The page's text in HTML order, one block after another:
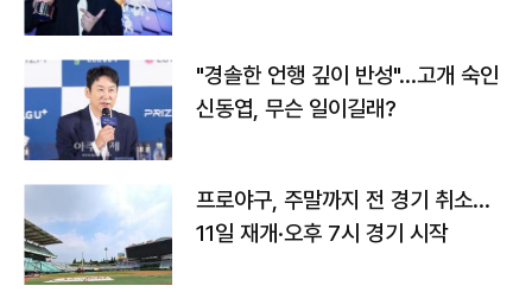
"경솔한 언행 깊이 반성"…고개 숙인
신동엽, 무슨 일이길래?
프로야구, 주말까지 전 경기 취소…
11일 재개·오후 7시 경기 시작